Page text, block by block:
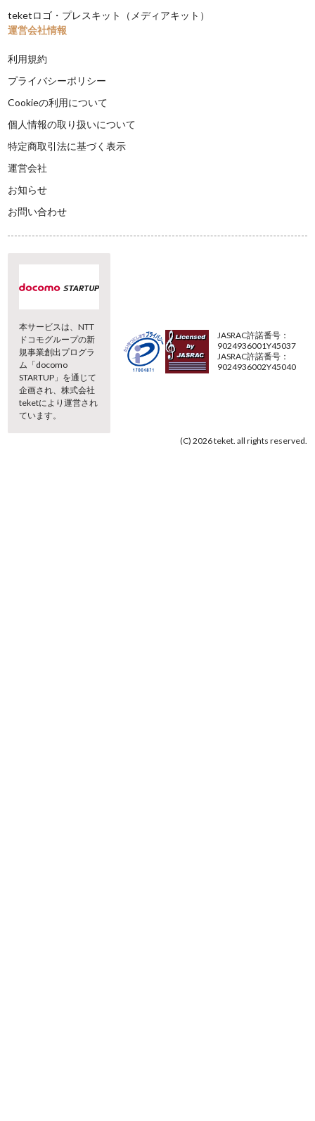
teketロゴ・プレスキット（メディアキット）
運営会社情報
利用規約
プライバシーポリシー
Cookieの利用について
個人情報の取り扱いについて
特定商取引法に基づく表示
運営会社
お知らせ
お問い合わせ
本サービスは、NTT
ドコモグループの新
規事業創出プログラ
ム「docomo
STARTUP」を通じて
企画され、株式会社
teketにより運営され
ています。
JASRAC許諾番号：
9024936001Y45037
JASRAC許諾番号：
9024936002Y45040
(C) 2026 teket. all rights reserved.